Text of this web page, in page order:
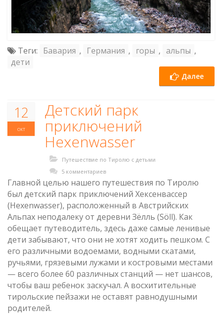
Теги: Бавария , Германия , горы , альпы ,
дети
Далее
12
окт
Детский парк
приключений
Hexenwasser
Путешествие по Тиролю с детьми
5 комментариев
Главной целью нашего путешествия по Тиролю
был детский парк приключений Хексенвассер
(Hexenwasser), расположенный в Австрийских
Альпах неподалеку от деревни Зёлль (Söll). Как
обещает путеводитель, здесь даже самые ленивые
дети забывают, что они не хотят ходить пешком. C
его различными водоемами, водными скатами,
ручьями, грязевыми лужами и костровыми местами
— всего более 60 различных станций — нет шансов,
чтобы ваш ребенок заскучал. А восхитительные
тирольские пейзажи не оставят равнодушными
родителей.